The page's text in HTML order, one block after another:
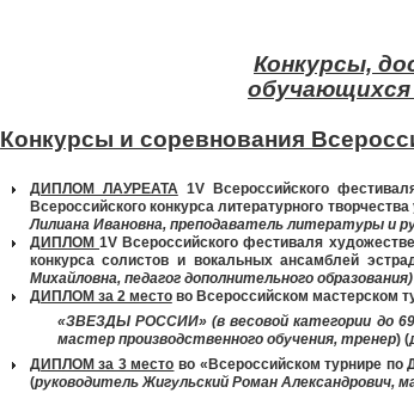
Конкурсы,
Конкурсы и соревнования
ДИПЛОМ ЛАУРЕАТА1VВсероссийского
Всероссийского конкурса литературного
Лилиана Ивановна, преподаватель литературы и
ДИПЛОМ 1V Всероссийского фестиваля
конкурса солистов и вокальных ансамблей
Михайловна, педагог дополнительного
ДИПЛОМ за 2 местово Всероссийском мастерском
«ЗВЕЗДЫ РОССИИ» (в весовой категории до
мастер производственного обучения, тренер)
ДИПЛОМ за 3 место во «Всероссийском турнире
(руководитель Жигульский Роман Александрович,